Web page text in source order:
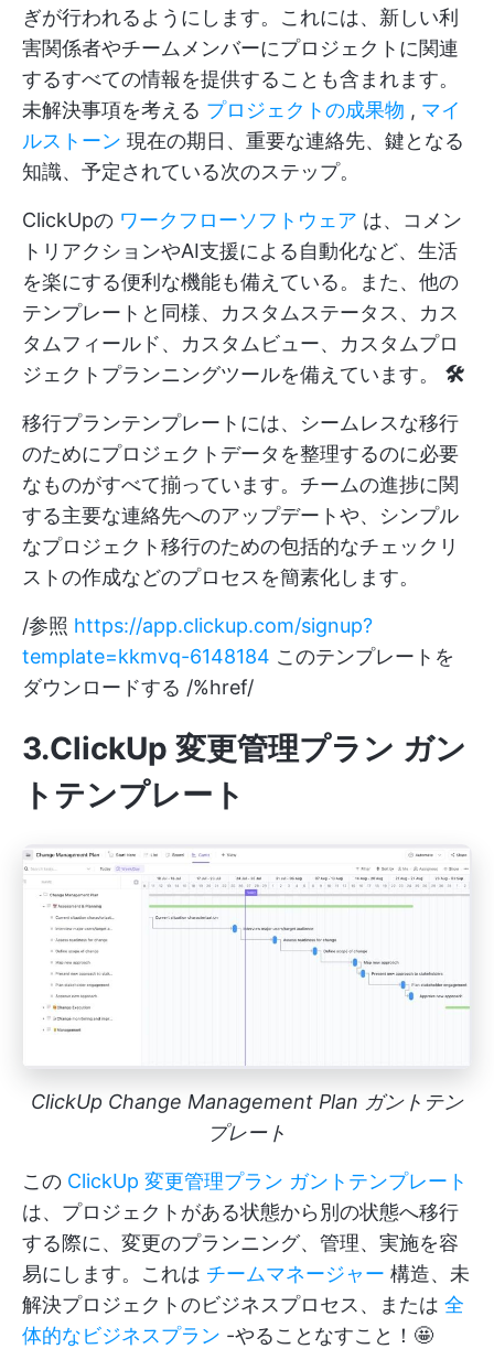
ぎが行われるようにします。これには、新しい利
害関係者やチームメンバーにプロジェクトに関連
するすべての情報を提供することも含まれます。
未解決事項を考える プロジェクトの成果物 , マイ
ルストーン 現在の期日、重要な連絡先、鍵となる
知識、予定されている次のステップ。
ClickUpの ワークフローソフトウェア は、コメン
トリアクションやAI支援による自動化など、生活
を楽にする便利な機能も備えている。また、他の
テンプレートと同様、カスタムステータス、カス
タムフィールド、カスタムビュー、カスタムプロ
ジェクトプランニングツールを備えています。 🛠️
移行プランテンプレートには、シームレスな移行
のためにプロジェクトデータを整理するのに必要
なものがすべて揃っています。チームの進捗に関
する主要な連絡先へのアップデートや、シンプル
なプロジェクト移行のための包括的なチェックリ
ストの作成などのプロセスを簡素化します。
/参照 https://app.clickup.com/signup?
template=kkmvq-6148184 このテンプレートを
ダウンロードする /%href/
3.ClickUp 変更管理プラン ガン
トテンプレート
ClickUp Change Management Plan ガントテン
プレート
この ClickUp 変更管理プラン ガントテンプレート
は、プロジェクトがある状態から別の状態へ移行
する際に、変更のプランニング、管理、実施を容
易にします。これは チームマネージャー 構造、未
解決プロジェクトのビジネスプロセス、または 全
体的なビジネスプラン -やることなすこと！🤩